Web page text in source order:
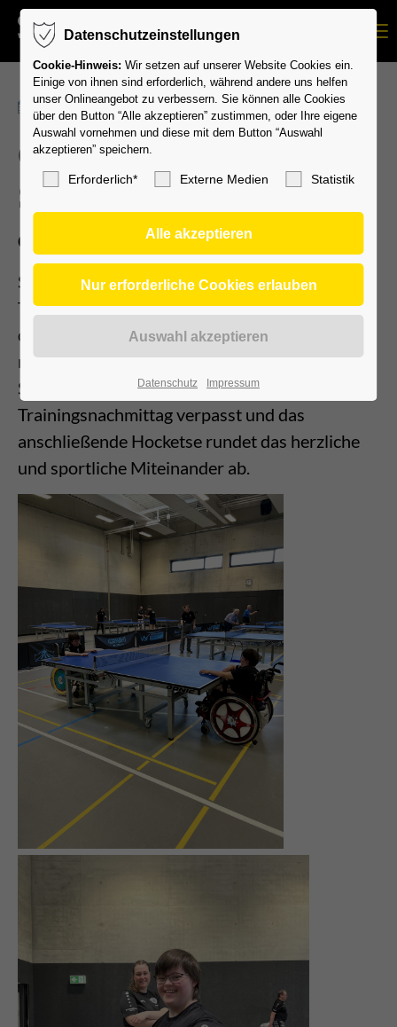
30.05.2024 16:00
Gelebte Inklusion im
Sportverein!
Gelebte Inklusion im Sportverein!
Seit 2 ½ Jahren besteht unsere inklusive
Tischtennis-Trainingsgruppe gemeinsam mit
der Lebenshilfe Leonberg e.V. und wir können
nur Positives berichten. Alle Sportlerinnen und
Sportler haben viel Spaß. Es wird kein
Trainingsnachmittag verpasst und das
anschließende Hocketse rundet das herzliche
und sportliche Miteinander ab.
Datenschutzeinstellungen
Cookie-Hinweis: Wir setzen auf unserer Website Cookies ein.
Einige von ihnen sind erforderlich, während andere uns helfen
unser Onlineangebot zu verbessern. Sie können alle Cookies
über den Button “Alle akzeptieren” zustimmen, oder Ihre eigene
Auswahl vornehmen und diese mit dem Button “Auswahl
akzeptieren” speichern.
Erforderlich* Externe Medien Statistik
Datenschutz Impressum